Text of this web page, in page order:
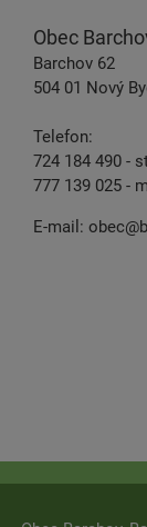
Obec
Barchov 62
504 01 Nový
Telefon:
724 184 490 -
777 139 025 -
E-mail: